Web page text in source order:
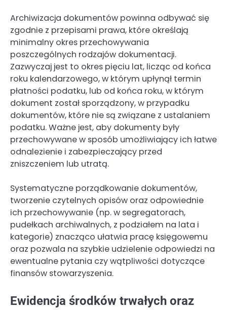
Archiwizacja dokumentów powinna odbywać się
zgodnie z przepisami prawa, które określają
minimalny okres przechowywania
poszczególnych rodzajów dokumentacji.
Zazwyczaj jest to okres pięciu lat, licząc od końca
roku kalendarzowego, w którym upłynął termin
płatności podatku, lub od końca roku, w którym
dokument został sporządzony, w przypadku
dokumentów, które nie są związane z ustalaniem
podatku. Ważne jest, aby dokumenty były
przechowywane w sposób umożliwiający ich łatwe
odnalezienie i zabezpieczający przed
zniszczeniem lub utratą.
Systematyczne porządkowanie dokumentów,
tworzenie czytelnych opisów oraz odpowiednie
ich przechowywanie (np. w segregatorach,
pudełkach archiwalnych, z podziałem na lata i
kategorie) znacząco ułatwia pracę księgowemu
oraz pozwala na szybkie udzielenie odpowiedzi na
ewentualne pytania czy wątpliwości dotyczące
finansów stowarzyszenia.
Ewidencja środków trwałych oraz